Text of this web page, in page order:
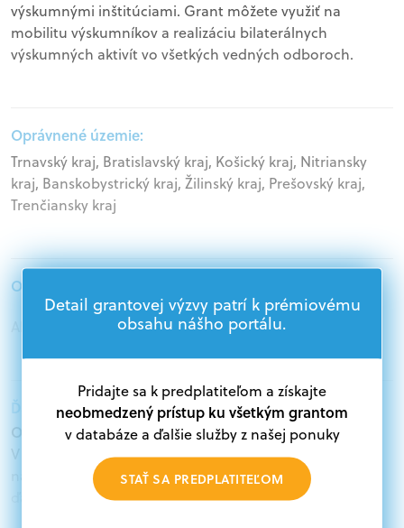
výskumnými inštitúciami. Grant môžete využiť na
mobilitu výskumníkov a realizáciu bilaterálnych
výskumných aktivít vo všetkých vedných odboroch.
Oprávnené územie:
Trnavský kraj, Bratislavský kraj, Košický kraj, Nitriansky
kraj, Banskobystrický kraj, Žilinský kraj, Prešovský kraj,
Trenčiansky kraj
Oprávnení žiadatelia:
Akademický sektor
Ďalšie informácie:
Oprávnení žiadatelia:
V databáze grantov a dotácií na portáli Grantexpert.sk
nájdete aktuálne výzvy z eurofondov, plánu obnovy a
ďalších zdrojov.
Detail grantovej výzvy patrí k prémiovému
obsahu nášho portálu.
Pridajte sa k predplatiteľom a získajte
neobmedzený prístup ku všetkým grantom
v databáze a ďalšie služby z našej ponuky
STAŤ SA PREDPLATITEĽOM